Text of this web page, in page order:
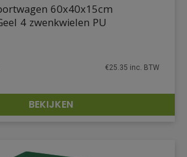
DETAILS
60x40x15cm
4 zwenkwielen PU
€25.35 inc. BTW
BEKIJKEN